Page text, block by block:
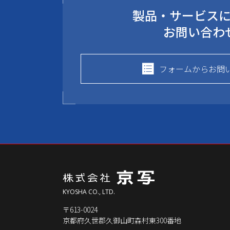
製品・サービス
お問い合わ
フォームからお問
KYOSHA CO., LTD.
〒613-0024
京都府久世郡久御山町森村東300番地